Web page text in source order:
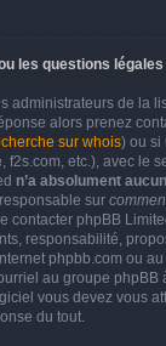
les questions
administrateurs de la
alors prenez
sur whois) ou si
f2s.com, etc.), avec le
n’a absolument
sur
contacter phpBB
responsabilité,
phpbb.com ou
au groupe phpBB
vous devez vous
du tout.